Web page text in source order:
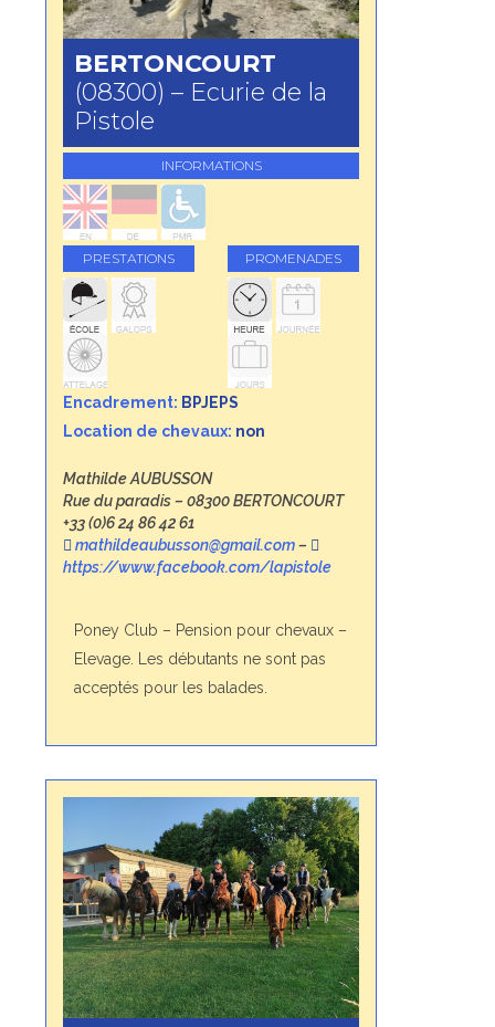
BERTONCOURT
(08300) – Ecurie de la
Pistole
INFORMATIONS
PRESTATIONS PROMENADES
Encadrement: BPJEPS
Location de chevaux: non
Mathilde AUBUSSON
Rue du paradis – 08300 BERTONCOURT
+33 (0)6 24 86 42 61
mathildeaubusson@gmail.com–
https://www.facebook.com/lapistole
Poney Club – Pension pour chevaux –
Elevage. Les débutants ne sont pas
acceptés pour les balades.